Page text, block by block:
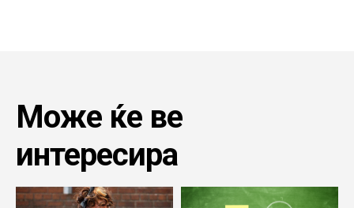
Може ќе ве
интересира